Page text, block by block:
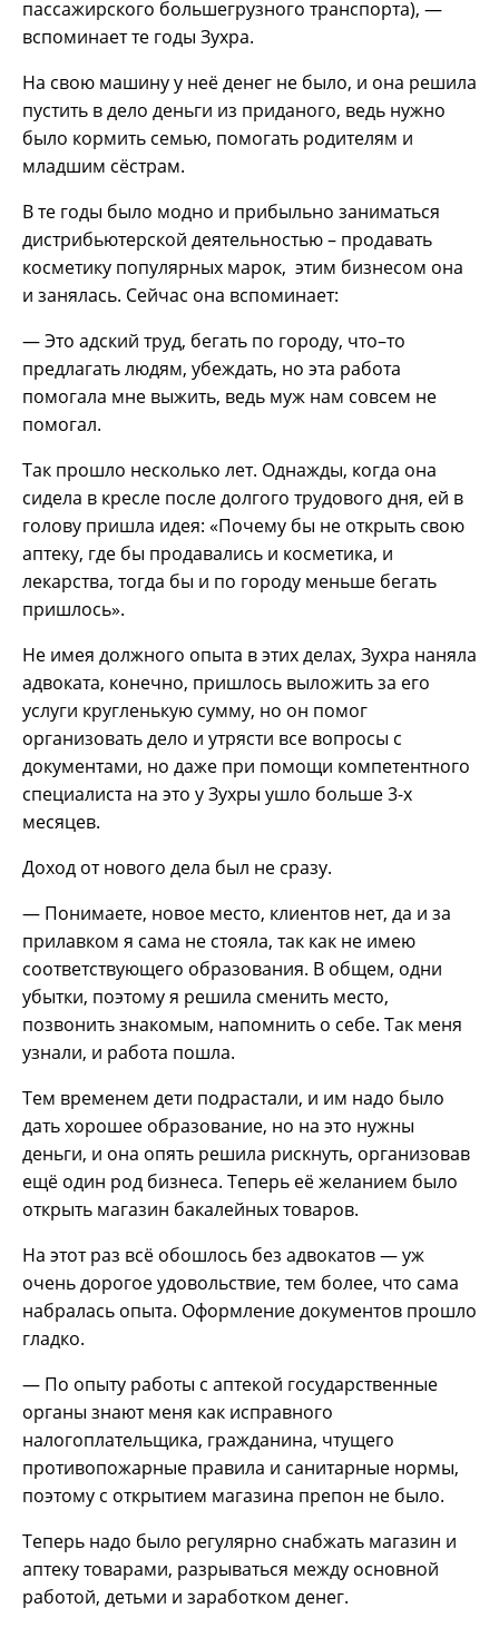
пассажирского большегрузного транспорта), —
вспоминает те годы Зухра.
На свою машину у неё денег не было, и она решила
пустить в дело деньги из приданого, ведь нужно
было кормить семью, помогать родителям и
младшим сёстрам.
В те годы было модно и прибыльно заниматься
дистрибьютерской деятельностью – продавать
косметику популярных марок, этим бизнесом она
и занялась. Сейчас она вспоминает:
— Это адский труд, бегать по городу, что–то
предлагать людям, убеждать, но эта работа
помогала мне выжить, ведь муж нам совсем не
помогал.
Так прошло несколько лет. Однажды, когда она
сидела в кресле после долгого трудового дня, ей в
голову пришла идея: «Почему бы не открыть свою
аптеку, где бы продавались и косметика, и
лекарства, тогда бы и по городу меньше бегать
пришлось».
Не имея должного опыта в этих делах, Зухра наняла
адвоката, конечно, пришлось выложить за его
услуги кругленькую сумму, но он помог
организовать дело и утрясти все вопросы с
документами, но даже при помощи компетентного
специалиста на это у Зухры ушло больше 3-х
месяцев.
Доход от нового дела был не сразу.
— Понимаете, новое место, клиентов нет, да и за
прилавком я сама не стояла, так как не имею
соответствующего образования. В общем, одни
убытки, поэтому я решила сменить место,
позвонить знакомым, напомнить о себе. Так меня
узнали, и работа пошла.
Тем временем дети подрастали, и им надо было
дать хорошее образование, но на это нужны
деньги, и она опять решила рискнуть, организовав
ещё один род бизнеса. Теперь её желанием было
открыть магазин бакалейных товаров.
На этот раз всё обошлось без адвокатов — уж
очень дорогое удовольствие, тем более, что сама
набралась опыта. Оформление документов прошло
гладко.
— По опыту работы с аптекой государственные
органы знают меня как исправного
налогоплательщика, гражданина, чтущего
противопожарные правила и санитарные нормы,
поэтому с открытием магазина препон не было.
Теперь надо было регулярно снабжать магазин и
аптеку товарами, разрываться между основной
работой, детьми и заработком денег.